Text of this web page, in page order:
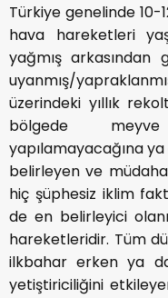
Türkiye genelinde 10-
hava hareketleri
yağmış
uyanmış/
üzerindeki yıllık
bölgede
yapılamayacağına
belirleyen ve
hiç şüphesiz iklim
de en belirleyici
hareketleridir. Tüm
ilkbahar erken ya
yetiştiriciliğini